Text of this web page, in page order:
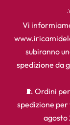
Vi
subiranno
spedizione da
🧵 Ordini
spedizione
agosto